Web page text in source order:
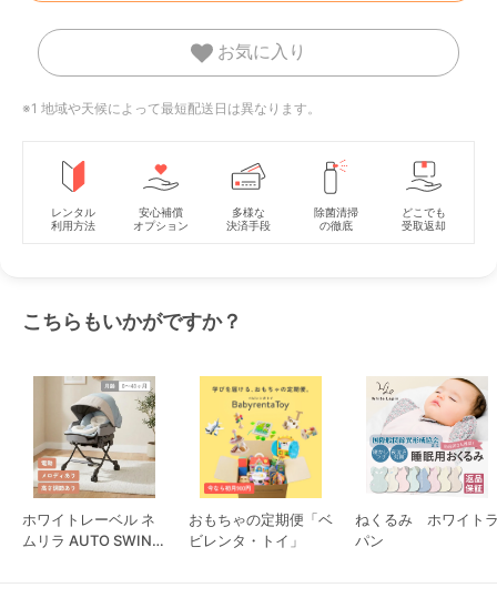
お気に入り
※1 地域や天候によって最短配送日は異なります。
レンタル
利用方法
安心補償
オプション
多様な
決済手段
除菌清掃
の徹底
どこでも
受取返却
こちらもいかがですか？
ホワイトレーベル ネ
ムリラ AUTO SWING
おもちゃの定期便「ベ
ビレンタ・トイ」
ねくるみ ホワイト
パン